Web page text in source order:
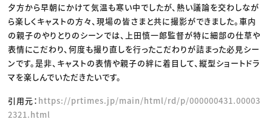
夕方から早朝にかけて気温も寒い中でしたが、熱い議論を交わしなが
ら楽しくキャストの方々、現場の皆さまと共に撮影ができました。車内
の親子のやりとりのシーンでは、上田慎一郎監督が特に細部の仕草や
表情にこだわり、何度も撮り直しを行ったこだわりが詰まった必見シー
ンです。是非、キャストの表情や親子の絆に着目して、縦型ショートドラ
マを楽しんでいただきたいです。
引用元： https://prtimes.jp/main/html/rd/p/000000431.00003
2321.html